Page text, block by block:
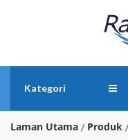
Kategori
Laman Utama Produk